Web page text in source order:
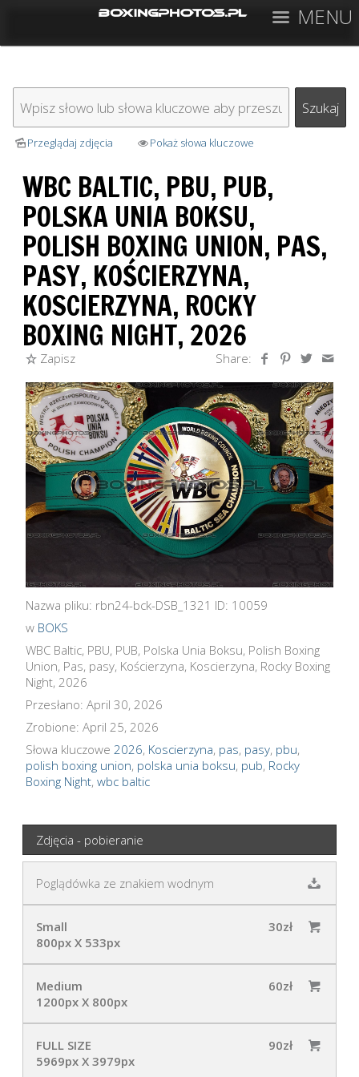
MENU
Przeglądaj zdjęcia Pokaż słowa kluczowe
WBC BALTIC, PBU, PUB,
POLSKA UNIA BOKSU,
POLISH BOXING UNION, PAS,
PASY, KOŚCIERZYNA,
KOSCIERZYNA, ROCKY
BOXING NIGHT, 2026
Zapisz Share:
Nazwa pliku: rbn24-bck-DSB_1321 ID: 10059
w BOKS
WBC Baltic, PBU, PUB, Polska Unia Boksu, Polish Boxing
Union, Pas, pasy, Kościerzyna, Koscierzyna, Rocky Boxing
Night, 2026
Przesłano: April 30, 2026
Zrobione: April 25, 2026
Słowa kluczowe 2026, Koscierzyna, pas, pasy, pbu,
polish boxing union, polska unia boksu, pub, Rocky
Boxing Night, wbc baltic
Zdjęcia - pobieranie
Poglądówka ze znakiem wodnym
Small
800px X 533px
30zł
Medium
1200px X 800px
60zł
FULL SIZE
5969px X 3979px
90zł